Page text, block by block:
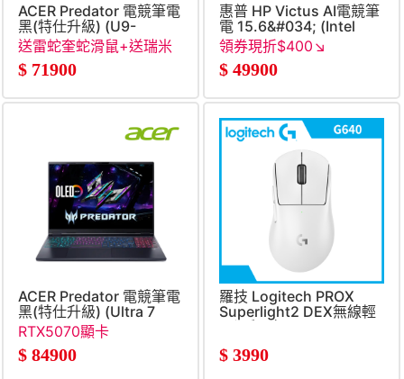
ACER Predator 電競筆電
黑(特仕升級) (U9-
275HX&#47;16G+32G&#47;512G+1TB
SSD&#47;RTX5060)
送雷蛇奎蛇滑鼠+送瑞米
收納立架
$ 71900
惠普 HP Victus AI電競筆
電 15.6&#034; (Intel
Core7-
8G&#47;W11)
領券現折$400↘
$ 49900
ACER Predator 電競筆電
黑(特仕升級) (Ultra 7
356H&#47;16G+16G&#47;512G+2TB&#47;RTX5070)
RTX5070顯卡
$ 84900
羅技 Logitech PROX
Superlight2 DEX無線輕
量滑鼠-白
$ 3990